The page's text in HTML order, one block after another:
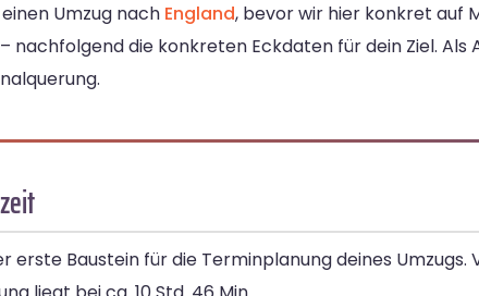
Umzug nach England, bevor wir hier konkret auf
nachfolgend die konkreten Eckdaten für dein Ziel.
Baustein für die Terminplanung deines Umzugs.